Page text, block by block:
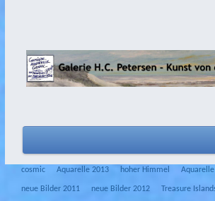
home
Aktuelles
cosmic Aquarelle 2013 hoher Himmel
neue Bilder 2011 neue Bilder 2012 Treasure